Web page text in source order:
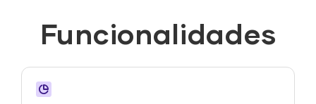
Funcionalidades